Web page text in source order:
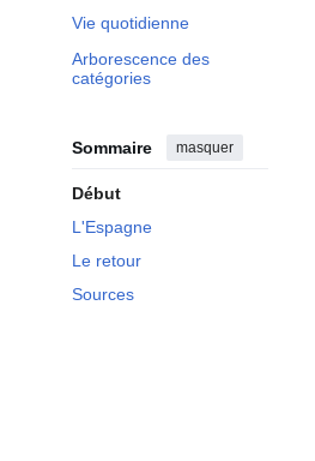
Vie quotidienne
Arborescence des
catégories
Sommaire masquer
Début
L'Espagne
Le retour
Sources